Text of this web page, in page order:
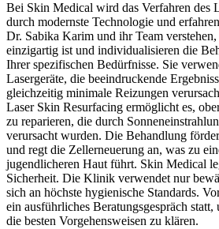
Bei Skin Medical wird das Verfahren des
durch modernste Technologie und
Dr. Sabika Karim und ihr Team verstehen,
einzigartig ist und individualisieren die
Ihrer spezifischen Bedürfnisse. Sie
Lasergeräte, die beeindruckende
gleichzeitig minimale Reizungen
Laser Skin Resurfacing ermöglicht es,
zu reparieren, die durch
verursacht wurden. Die Behandlung
und regt die Zellerneuerung an, was zu
jugendlicheren Haut führt. Skin Medical
Sicherheit. Die Klinik verwendet nur
sich an höchste hygienische Standards.
ein ausführliches Beratungsgespräch
die besten Vorgehensweisen zu klären.